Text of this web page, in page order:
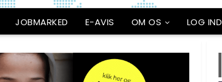
JOBMARKED E-AVIS OM OS LOG IND